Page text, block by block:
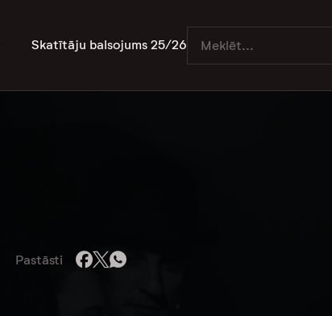
Skatītāju balsojums 25/26
Pastāsti